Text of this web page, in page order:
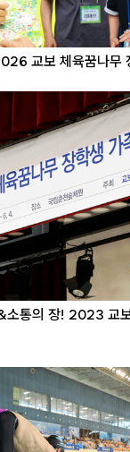
교보 체육꿈나무
소통의 장! 2023 교